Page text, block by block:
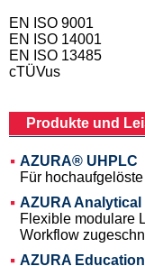
EN ISO 9001
EN ISO 14001
EN ISO 13485
cTÜVus
Produkte und
AZURA® UHPLC
Für
AZURA Analytical
Flexible modulare
Workflow
AZURA